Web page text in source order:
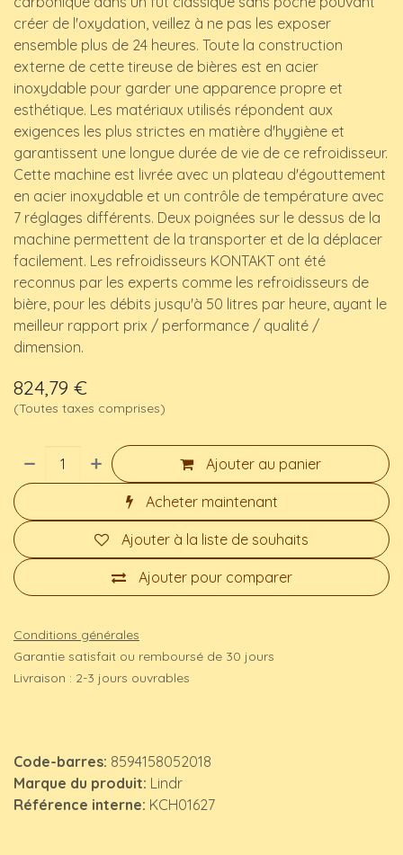
créer de l'oxydation, veillez à ne pas les exposer
ensemble plus de 24 heures. Toute la construction
externe de cette tireuse de bières est en acier
inoxydable pour garder une apparence propre et
esthétique. Les matériaux utilisés répondent aux
exigences les plus strictes en matière d'hygiène et
garantissent une longue durée de vie de ce refroidisseur.
Cette machine est livrée avec un plateau d'égouttement
en acier inoxydable et un contrôle de température avec
7 réglages différents. Deux poignées sur le dessus de la
machine permettent de la transporter et de la déplacer
facilement. Les refroidisseurs KONTAKT ont été
reconnus par les experts comme les refroidisseurs de
bière, pour les débits jusqu'à 50 litres par heure, ayant le
meilleur rapport prix / performance / qualité /
dimension.
824,79 €
(Toutes taxes comprises)
Ajouter au panier
Acheter maintenant
Ajouter pour comparer
Ajouter à la liste de souhaits
Conditions générales
Garantie satisfait ou remboursé de 30 jours
Livraison : 2-3 jours ouvrables
Code-barres: 8594158052018
Marque du produit: Lindr
Référence interne: KCH01627